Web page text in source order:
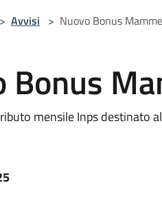
> Avvisi > Nuovo Bonus
Bonus
mensile Inps destinato